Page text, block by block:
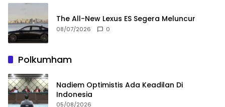
The All-New Lexus ES Segera Meluncur
08/07/2026 0
Polkumham
Nadiem Optimistis Ada Keadilan Di
Indonesia
05/08/2026